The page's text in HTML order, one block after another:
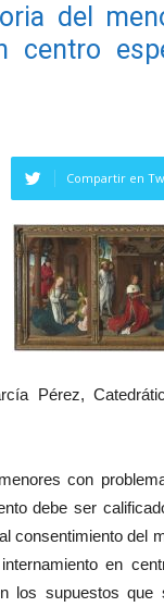
del
centro
Compartir en
Pérez,
con
debe ser
consentimiento del
en
los supuestos